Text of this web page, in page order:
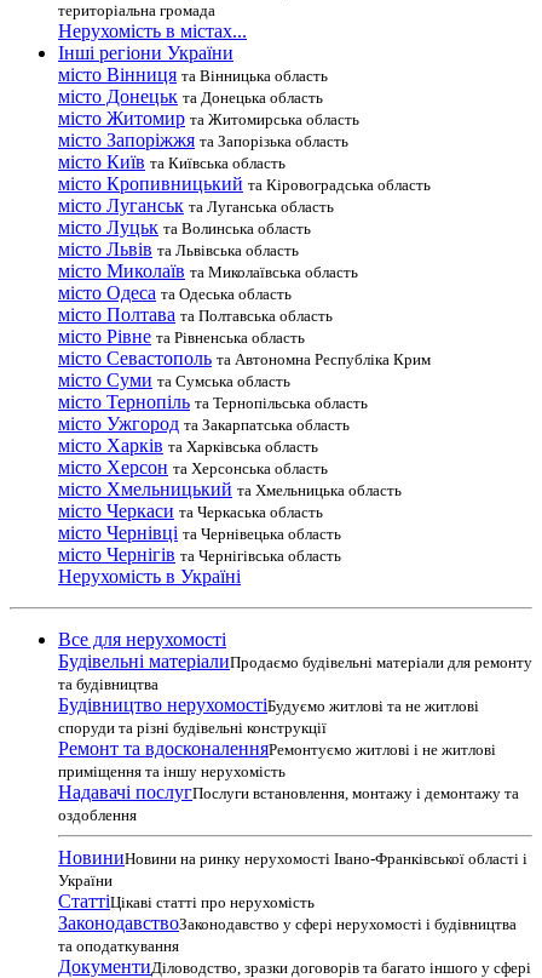
територіальна громада
Нерухомість в містах...
Інші регіони України
місто Вінниця та Вінницька область
місто Донецьк та Донецька область
місто Житомир та Житомирська область
місто Запоріжжя та Запорізька область
місто Київ та Київська область
місто Кропивницький та Кіровоградська область
місто Луганськ та Луганська область
місто Луцьк та Волинська область
місто Львів та Львівська область
місто Миколаїв та Миколаївська область
місто Одеса та Одеська область
місто Полтава та Полтавська область
місто Рівне та Рівненська область
місто Севастополь та Автономна Республіка Крим
місто Суми та Сумська область
місто Тернопіль та Тернопільська область
місто Ужгород та Закарпатська область
місто Харків та Харківська область
місто Херсон та Херсонська область
місто Хмельницький та Хмельницька область
місто Черкаси та Черкаська область
місто Чернівці та Чернівецька область
місто Чернігів та Чернігівська область
Нерухомість в Україні
Все для нерухомості
Будівельні матеріалиПродаємо будівельні матеріали для ремонту
та будівництва
Будівництво нерухомостіБудуємо житлові та не житлові
споруди та різні будівельні конструкції
Ремонт та вдосконаленняРемонтуємо житлові і не житлові
приміщення та іншу нерухомість
Надавачі послугПослуги встановлення, монтажу і демонтажу та
оздоблення
НовиниНовини на ринку нерухомості Івано-Франківської області і
України
СтаттіЦікаві статті про нерухомість
ЗаконодавствоЗаконодавство у сфері нерухомості і будівництва
та оподаткування
ДокументиДіловодство, зразки договорів та багато іншого у сфері